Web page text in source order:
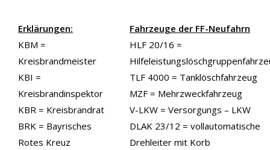
Erklärungen:
KBM =
Kreisbrandmeister
KBI =
Kreisbrandinspektor
KBR = Kreisbrandrat
BRK = Bayrisches
Rotes Kreuz
Fahrzeuge der FF-Neufahrn
HLF 20/16 =
TLF 4000 = Tanklöschfahrzeug
MZF = Mehrzweckfahrzeug
V-LKW = Versorgungs – LKW
DLAK 23/12 = vollautomatische
Drehleiter mit Korb